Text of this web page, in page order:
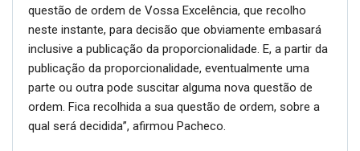
questão de ordem de Vossa Excelência, que recolho
neste instante, para decisão que obviamente embasará
inclusive a publicação da proporcionalidade. E, a partir da
publicação da proporcionalidade, eventualmente uma
parte ou outra pode suscitar alguma nova questão de
ordem. Fica recolhida a sua questão de ordem, sobre a
qual será decidida”, afirmou Pacheco.